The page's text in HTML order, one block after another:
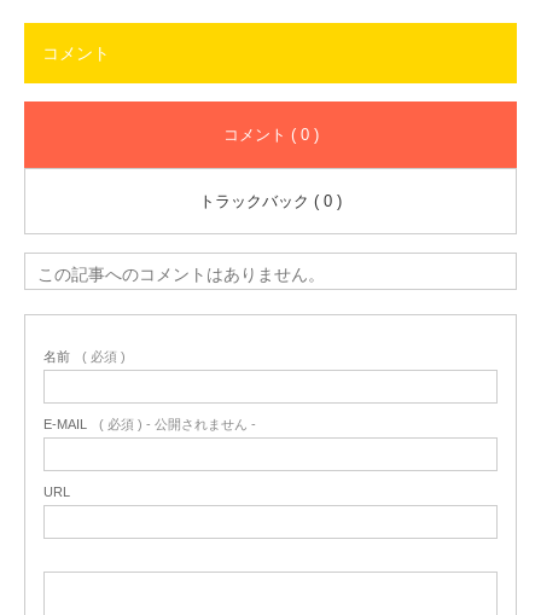
コメント
コメント ( 0 )
トラックバック ( 0 )
この記事へのコメントはありません。
名前 ( 必須 )
E-MAIL ( 必須 ) - 公開されません -
URL